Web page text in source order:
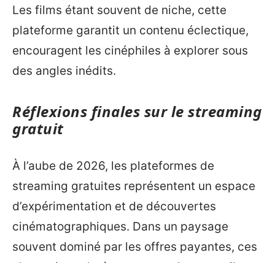
Les films étant souvent de niche, cette
plateforme garantit un contenu éclectique,
encouragent les cinéphiles à explorer sous
des angles inédits.
Réflexions finales sur le streaming
gratuit
À l’aube de 2026, les plateformes de
streaming gratuites représentent un espace
d’expérimentation et de découvertes
cinématographiques. Dans un paysage
souvent dominé par les offres payantes, ces